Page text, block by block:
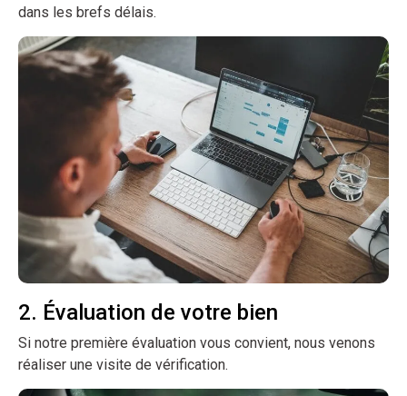
dans les brefs délais.
2. Évaluation de votre bien
Si notre première évaluation vous convient, nous venons
réaliser une visite de vérification.